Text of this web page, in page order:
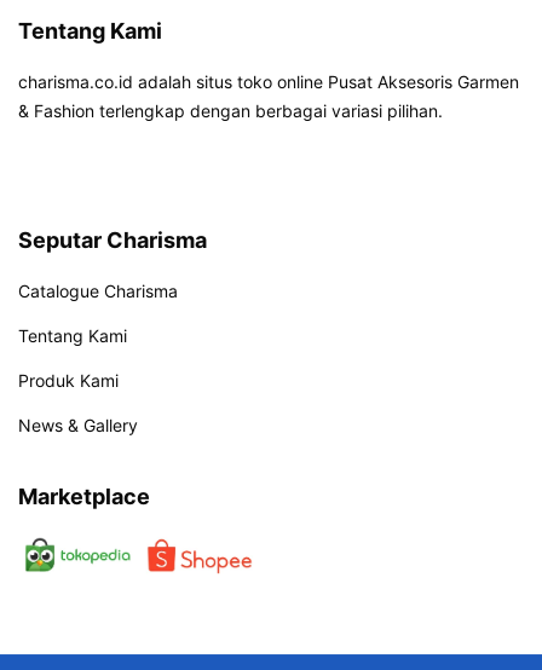
Tentang Kami
charisma.co.id adalah situs toko online Pusat Aksesoris Garmen
& Fashion terlengkap dengan berbagai variasi pilihan.
Seputar Charisma
Catalogue Charisma
Tentang Kami
Produk Kami
News & Gallery
Marketplace